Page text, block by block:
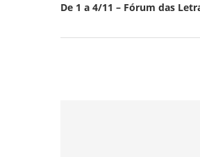
De 1 a 4/11 – Fórum das